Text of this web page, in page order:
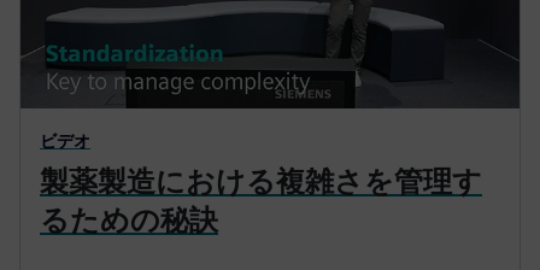
ビデオ
製薬製造における複雑さを管理す
るための秘訣